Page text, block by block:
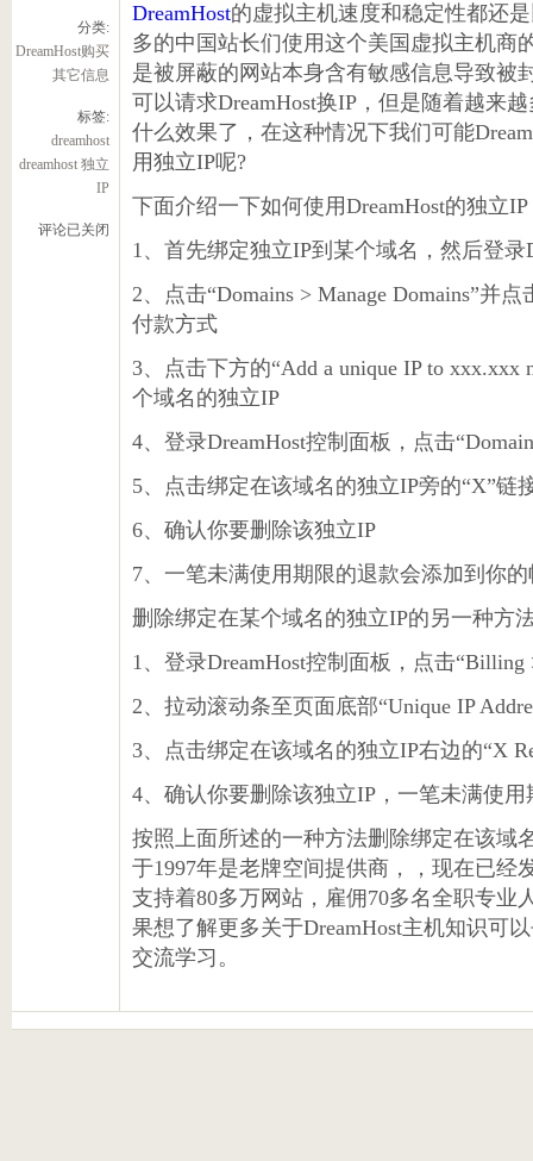
分类:
DreamHost购买
其它信息
标签:
dreamhost
dreamhost 独立
IP
评论已关闭
DreamHost的虚拟主机速度和稳定性都还
多的中国站长们使用这个美国虚拟主机商
是被屏蔽的网站本身含有敏感信息导致被
可以请求DreamHost换IP，但是随着越来
什么效果了，在这种情况下我们可能
用独立IP呢?
下面介绍一下如何使用DreamHost的独立IP
1、首先绑定独立IP到某个域名，然后登录
2、点击“Domains > Manage Domains”并
付款方式
3、点击下方的“Add a unique IP to
个域名的独立IP
4、登录DreamHost控制面板，点击
5、点击绑定在该域名的独立IP旁的“X”链
6、确认你要删除该独立IP
7、一笔未满使用期限的退款会添加到你
删除绑定在某个域名的独立IP的另一种方
1、登录DreamHost控制面板，点击“Billing
2、拉动滚动条至页面底部“Unique IP
3、点击绑定在该域名的独立IP右边的“X
4、确认你要删除该独立IP，一笔未满使
按照上面所述的一种方法删除绑定在该域
于1997年是老牌空间提供商，，现在已经
支持着80多万网站，雇佣70多名全职专业
果想了解更多关于DreamHost主机知识可
交流学习。